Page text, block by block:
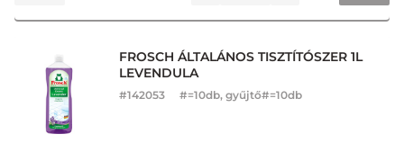
FROSCH ÁLTALÁNOS TISZTÍTÓSZER 1L
LEVENDULA
#142053 #=10db, gyűjtő#=10db